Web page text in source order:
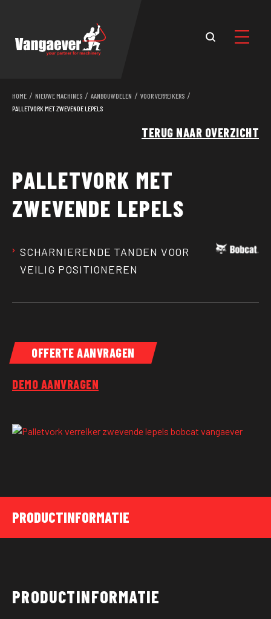
HOME / NIEUWE MACHINES / AANBOUWDELEN / VOOR VERREIKERS /
PALLETVORK MET ZWEVENDE LEPELS
TERUG NAAR OVERZICHT
PALLETVORK MET
ZWEVENDE LEPELS
SCHARNIERENDE TANDEN VOOR
VEILIG POSITIONEREN
OFFERTE AANVRAGEN
DEMO AANVRAGEN
PRODUCTINFORMATIE
PRODUCTINFORMATIE